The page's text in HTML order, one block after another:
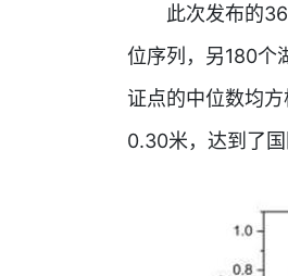
此次发布的361
位序列，另180个
证点的中位数均
0.30米，达到了国